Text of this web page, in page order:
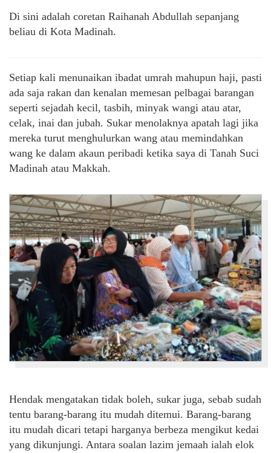
Di sini adalah coretan Raihanah Abdullah sepanjang
beliau di Kota Madinah.
Setiap kali menunaikan ibadat umrah mahupun haji, pasti
ada saja rakan dan kenalan memesan pelbagai barangan
seperti sejadah kecil, tasbih, minyak wangi atau atar,
celak, inai dan jubah. Sukar menolaknya apatah lagi jika
mereka turut menghulurkan wang atau memindahkan
wang ke dalam akaun peribadi ketika saya di Tanah Suci
Madinah atau Makkah.
Hendak mengatakan tidak boleh, sukar juga, sebab sudah
tentu barang-barang itu mudah ditemui. Barang-barang
itu mudah dicari tetapi harganya berbeza mengikut kedai
yang dikunjungi. Antara soalan lazim jemaah ialah elok